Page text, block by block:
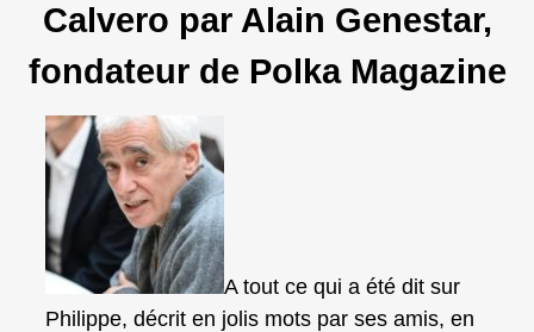
Calvero par Alain Genestar,
fondateur de Polka Magazine
A tout ce qui a été dit sur
Philippe, décrit en jolis mots par ses amis, en